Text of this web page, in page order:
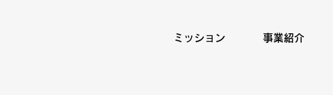
ミッション 事業紹介